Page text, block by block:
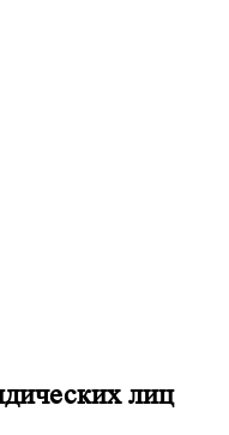
лиц